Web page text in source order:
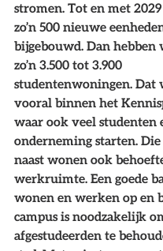
stromen. Tot en met
zo’n 500 nieuwe
bijgebouwd. Dan hebben
zo’n 3.500 tot 3.900
studentenwoningen. Dat
vooral binnen het
waar ook veel studenten
onderneming starten. Die
naast wonen ook
werkruimte. Een goede
wonen en werken op en
campus is noodzakelijk
afgestudeerden te